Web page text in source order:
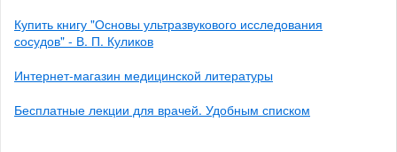
Купить книгу "Основы ультразвукового исследования
сосудов" - В. П. Куликов
Интернет-магазин медицинской литературы
Бесплатные лекции для врачей. Удобным списком